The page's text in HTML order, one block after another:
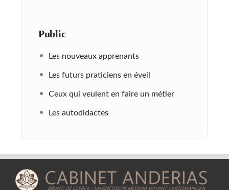
Public
Les nouveaux apprenants
Les futurs praticiens en éveil
Ceux qui veulent en faire un métier
Les autodidactes